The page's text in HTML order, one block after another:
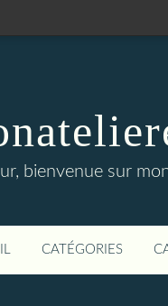
bienvenue sur
CATÉGORIES